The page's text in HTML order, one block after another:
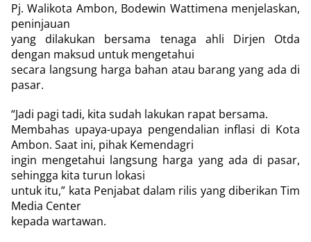
Pj. Walikota Ambon, Bodewin Wattimena menjelaskan,
peninjauan
yang dilakukan bersama tenaga ahli Dirjen Otda
dengan maksud untuk mengetahui
secara langsung harga bahan atau barang yang ada di
pasar.
“Jadi pagi tadi, kita sudah lakukan rapat bersama.
Membahas upaya-upaya pengendalian inflasi di Kota
Ambon. Saat ini, pihak Kemendagri
ingin mengetahui langsung harga yang ada di pasar,
sehingga kita turun lokasi
untuk itu,” kata Penjabat dalam rilis yang diberikan Tim
Media Center
kepada wartawan.